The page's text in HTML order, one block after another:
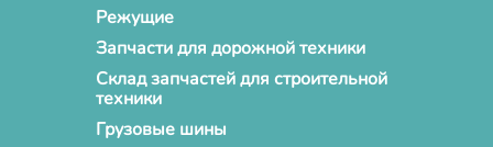
Режущие
Запчасти для дорожной техники
Склад запчастей для строительной
техники
Грузовые шины